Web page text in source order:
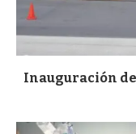
Inauguración